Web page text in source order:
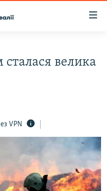
велика
VPN